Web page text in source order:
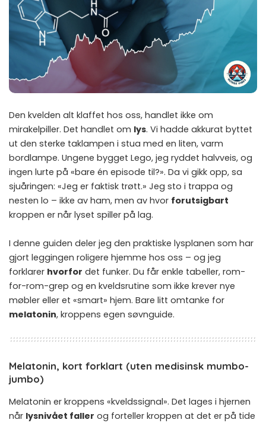
Den kvelden alt klaffet hos oss, handlet ikke om
mirakelpiller. Det handlet om lys. Vi hadde akkurat byttet
ut den sterke taklampen i stua med en liten, varm
bordlampe. Ungene bygget Lego, jeg ryddet halvveis, og
ingen lurte på «bare én episode til?». Da vi gikk opp, sa
sjuåringen: «Jeg er faktisk trøtt.» Jeg sto i trappa og
nesten lo – ikke av ham, men av hvor forutsigbart
kroppen er når lyset spiller på lag.
I denne guiden deler jeg den praktiske lysplanen som har
gjort leggingen roligere hjemme hos oss – og jeg
forklarer hvorfor det funker. Du får enkle tabeller, rom-
for-rom-grep og en kveldsrutine som ikke krever nye
møbler eller et «smart» hjem. Bare litt omtanke for
melatonin, kroppens egen søvnguide.
Melatonin, kort forklart (uten medisinsk mumbo-
jumbo)
Melatonin er kroppens «kveldssignal». Det lages i hjernen
når lysnivået faller og forteller kroppen at det er på tide